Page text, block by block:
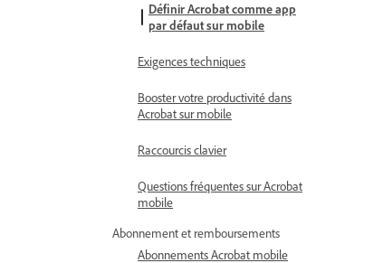
Définir Acrobat comme app
par défaut sur mobile
Exigences techniques
Booster votre productivité dans
Acrobat sur mobile
Raccourcis clavier
Questions fréquentes sur Acrobat
mobile
Abonnement et remboursements
Abonnements Acrobat mobile